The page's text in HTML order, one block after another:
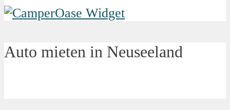
Auto mieten in Neuseeland